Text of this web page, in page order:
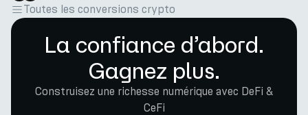
Toutes les conversions crypto
La confiance d’abord.
Gagnez plus.
Construisez une richesse numérique avec DeFi &
CeFi